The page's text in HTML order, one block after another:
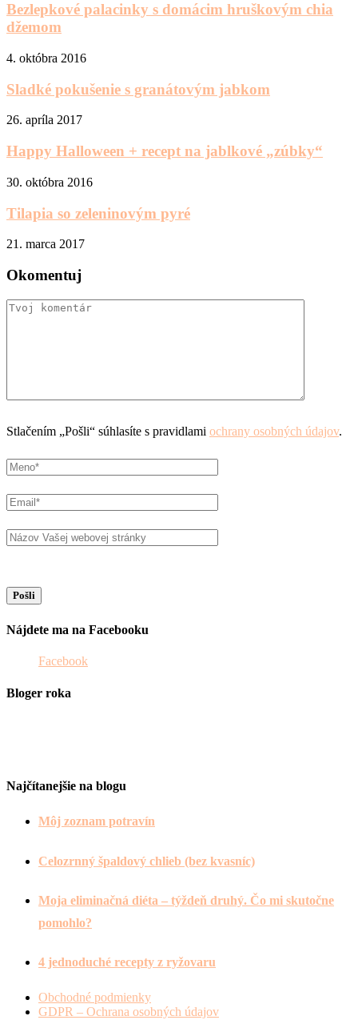
Bezlepkové palacinky s domácim hruškovým chia
džemom
4. októbra 2016
Sladké pokušenie s granátovým jabkom
26. apríla 2017
Happy Halloween + recept na jablkové „zúbky“
30. októbra 2016
Tilapia so zeleninovým pyré
21. marca 2017
Okomentuj
Stlačením „Pošli“ súhlasíte s pravidlami ochrany osobných údajov.
Nájdete ma na Facebooku
Facebook
Bloger roka
Najčítanejšie na blogu
Môj zoznam potravín
Celozrnný špaldový chlieb (bez kvasníc)
Moja eliminačná diéta – týždeň druhý. Čo mi skutočne
pomohlo?
4 jednoduché recepty z ryžovaru
Obchodné podmienky
GDPR – Ochrana osobných údajov